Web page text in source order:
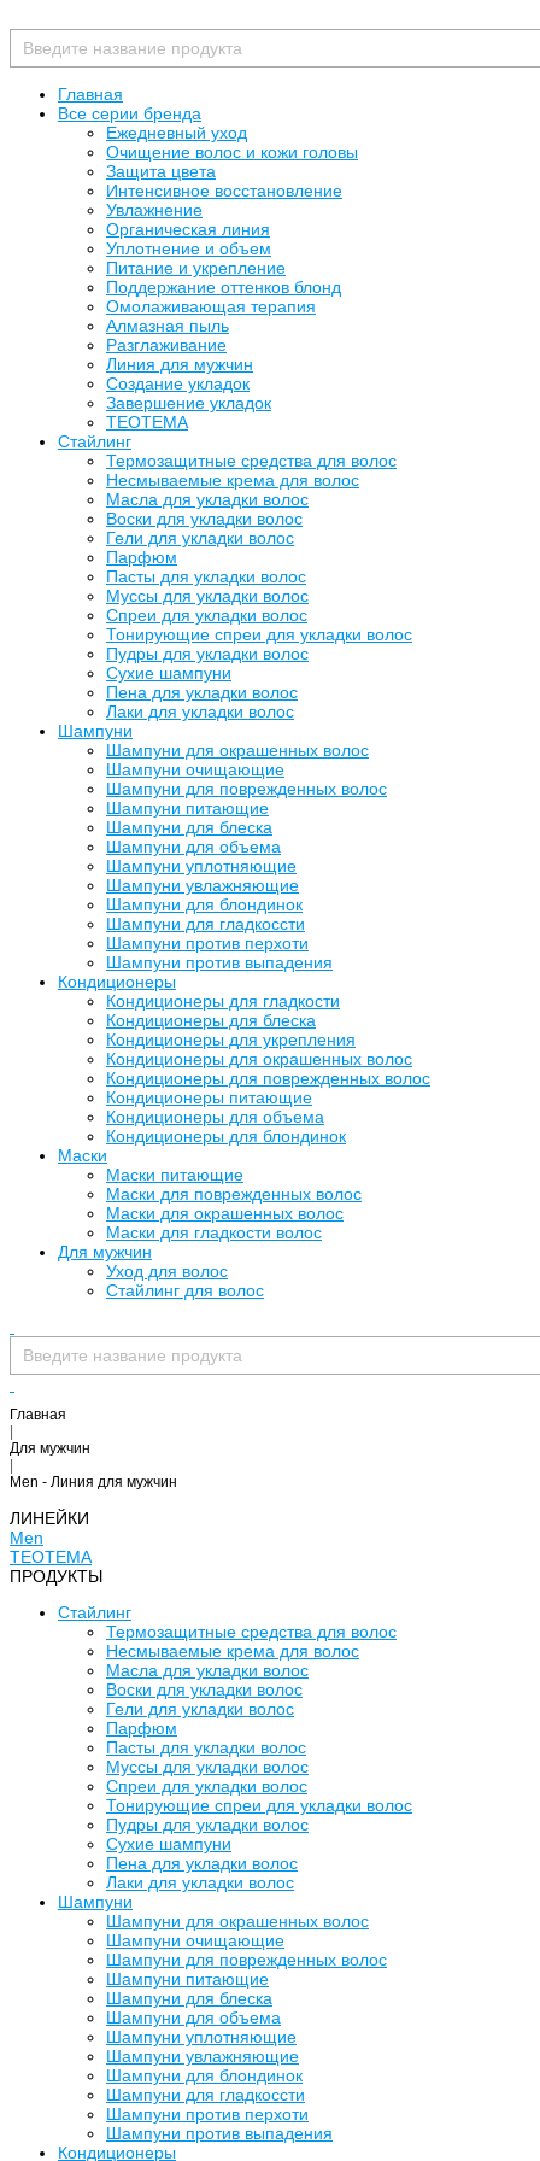
Главная
Все серии бренда
Ежедневный уход
Очищение волос и кожи головы
Защита цвета
Интенсивное восстановление
Увлажнение
Органическая линия
Уплотнение и объем
Питание и укрепление
Поддержание оттенков блонд
Омолаживающая терапия
Алмазная пыль
Разглаживание
Линия для мужчин
Создание укладок
Завершение укладок
TEOTEMA
Стайлинг
Термозащитные средства для волос
Несмываемые крема для волос
Масла для укладки волос
Воски для укладки волос
Гели для укладки волос
Парфюм
Пасты для укладки волос
Муссы для укладки волос
Спреи для укладки волос
Тонирующие спреи для укладки волос
Пудры для укладки волос
Сухие шампуни
Пена для укладки волос
Лаки для укладки волос
Шампуни
Шампуни для окрашенных волос
Шампуни очищающие
Шампуни для поврежденных волос
Шампуни питающие
Шампуни для блеска
Шампуни для объема
Шампуни уплотняющие
Шампуни увлажняющие
Шампуни для блондинок
Шампуни для гладкоссти
Шампуни против перхоти
Шампуни против выпадения
Кондиционеры
Кондиционеры для гладкости
Кондиционеры для блеска
Кондиционеры для укрепления
Кондиционеры для окрашенных волос
Кондиционеры для поврежденных волос
Кондиционеры питающие
Кондиционеры для объема
Кондиционеры для блондинок
Маски
Маски питающие
Маски для поврежденных волос
Маски для окрашенных волос
Маски для гладкости волос
Для мужчин
Уход для волос
Стайлинг для волос
Главная
Для мужчин
Men - Линия для мужчин
ЛИНЕЙКИ
Men
TEOTEMA
ПРОДУКТЫ
Стайлинг
Термозащитные средства для волос
Несмываемые крема для волос
Масла для укладки волос
Воски для укладки волос
Гели для укладки волос
Парфюм
Пасты для укладки волос
Муссы для укладки волос
Спреи для укладки волос
Тонирующие спреи для укладки волос
Пудры для укладки волос
Сухие шампуни
Пена для укладки волос
Лаки для укладки волос
Шампуни
Шампуни для окрашенных волос
Шампуни очищающие
Шампуни для поврежденных волос
Шампуни питающие
Шампуни для блеска
Шампуни для объема
Шампуни уплотняющие
Шампуни увлажняющие
Шампуни для блондинок
Шампуни для гладкоссти
Шампуни против перхоти
Шампуни против выпадения
Кондиционеры